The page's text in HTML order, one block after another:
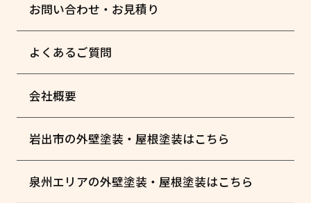
お問い合わせ・お見積り
よくあるご質問
会社概要
岩出市の外壁塗装・屋根塗装はこちら
泉州エリアの外壁塗装・屋根塗装はこちら